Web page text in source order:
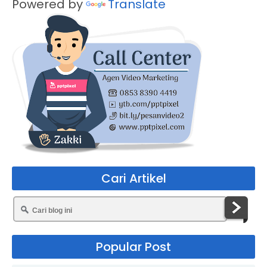
Powered by Translate
Cari Artikel
Popular Post